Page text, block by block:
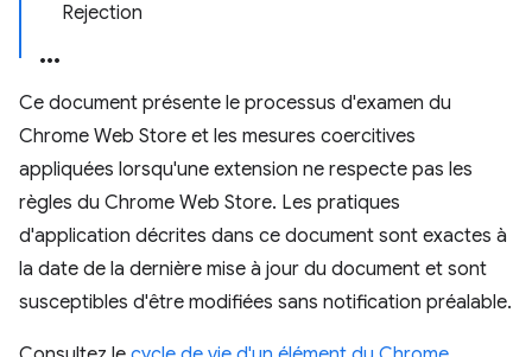
Rejection
Ce document présente le processus d'examen du
Chrome Web Store et les mesures coercitives
appliquées lorsqu'une extension ne respecte pas les
règles du Chrome Web Store. Les pratiques
d'application décrites dans ce document sont exactes à
la date de la dernière mise à jour du document et sont
susceptibles d'être modifiées sans notification préalable.